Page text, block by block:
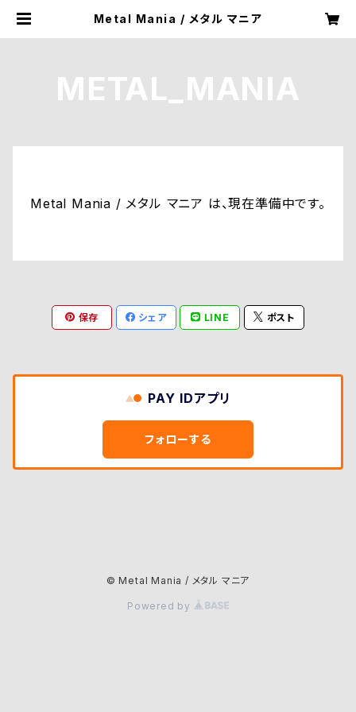
Metal Mania / メタル マニア
METAL_MANIA
Metal Mania / メタル マニア は、現在準備中です。
保存 シェア LINE ポスト
PAY IDアプリ
フォローする
© Metal Mania / メタル マニア
Powered by